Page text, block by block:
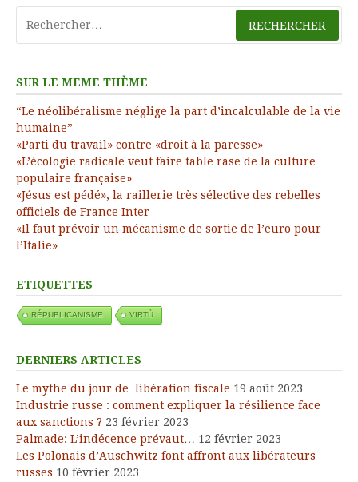
SUR LE MEME THÈME
“Le néolibéralisme néglige la part d’incalculable de la vie
humaine”
«Parti du travail» contre «droit à la paresse»
«L’écologie radicale veut faire table rase de la culture
populaire française»
«Jésus est pédé», la raillerie très sélective des rebelles
officiels de France Inter
«Il faut prévoir un mécanisme de sortie de l’euro pour
l’Italie»
ETIQUETTES
RÉPUBLICANISME VIRTÙ
DERNIERS ARTICLES
Le mythe du jour de libération fiscale 19 août 2023
Industrie russe : comment expliquer la résilience face
aux sanctions ? 23 février 2023
Palmade: L’indécence prévaut… 12 février 2023
Les Polonais d’Auschwitz font affront aux libérateurs
russes 10 février 2023